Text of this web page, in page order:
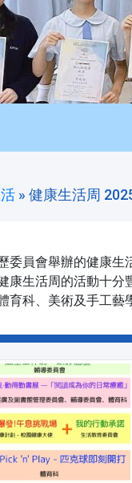
» 健康生活周
委員會舉辦的健康生
康生活周的活動十分
育科、美術及手工藝